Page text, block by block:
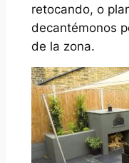
retocando, o
decantémonos
de la zona.